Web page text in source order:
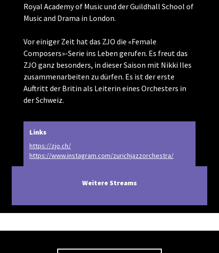
Royal Academy of Music und der Guildhall School of
Music and Drama in London.
Vor einiger Zeit hat das ZJO die «Female
Composers»-Serie ins Leben gerufen. Es freut das
ZJO ganz besonders, in dieser Saison mit Nikki Iles
zusammenarbeiten zu dürfen. Es ist der erste
Auftritt der Britin als Leiterin eines Orchesters in
der Schweiz.
Links
https://zjo.ch/
https://www.instagram.com/zurichjazzorchestra/
Weitere Streams